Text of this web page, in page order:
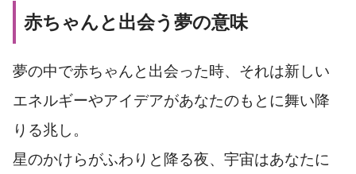
赤ちゃんと出会う夢の意味
夢の中で赤ちゃんと出会った時、それは新しい
エネルギーやアイデアがあなたのもとに舞い降
りる兆し。
星のかけらがふわりと降る夜、宇宙はあなたに